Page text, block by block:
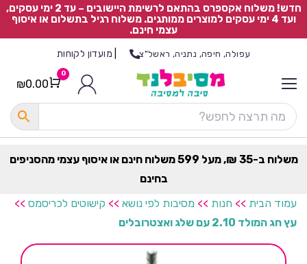
חדש! משלוח אקספרס בהתאם לרשימת היישובים – עד 2 ימי עסקים,
ועד 4 ימי עסקים למוצרים ממותגים. משלוח רגיל בתשלום או איסוף
עצמי חינם.
עפולה, חיפה, נתניה, ראשל"צ מועדון לקוחות
Cart
0
₪0.00
משלוח ב-35 ₪, מעל 599 משלוח חינם או איסוף עצמי מהסניפים
בחינם
עמוד הבית >> חנות >> מסיבות לפי נושא >> קישוטים לכריסמס >>
עץ חג המולד 2.10 עם שלג ואצטרובלים